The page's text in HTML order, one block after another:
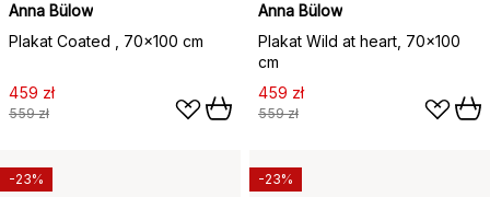
Anna Bülow
Plakat Coated , 70x100 cm
459 zł
559 zł
Anna Bülow
Plakat Wild at heart, 70x100
cm
459 zł
559 zł
-23% -23%